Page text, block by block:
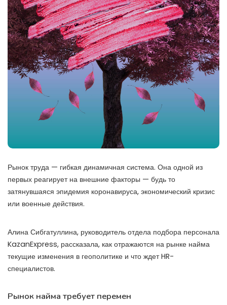
Рынок труда — гибкая динамичная система. Она одной из
первых реагирует на внешние факторы — будь то
затянувшаяся эпидемия коронавируса, экономический кризис
или военные действия.
Алина Сибгатуллина, руководитель отдела подбора персонала
KazanExpress, рассказала, как отражаются на рынке найма
текущие изменения в геополитике и что ждет HR-
специалистов.
Рынок найма требует перемен